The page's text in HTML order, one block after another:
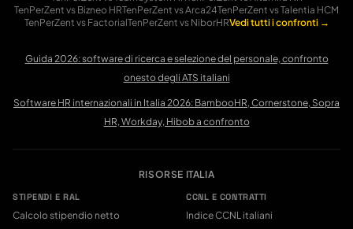
TenPerZent vs Bizneo HRTenPerZent vs Arca24TenPerZent vs Talentia HCM
TenPerZent vs FactorialTenPerZent vs NiborHRVedi tutti i confronti →
Guida 2026: software di ricerca e selezione del personale, confronto
onesto degli ATS italiani
Software HR internazionali in Italia 2026: BambooHR, Cornerstone, Sopra
HR, Workday, Hibob a confronto
RISORSE ITALIA
STIPENDI E RAL
Calcolo stipendio netto
CCNL E CONTRATTI
Indice CCNL italiani